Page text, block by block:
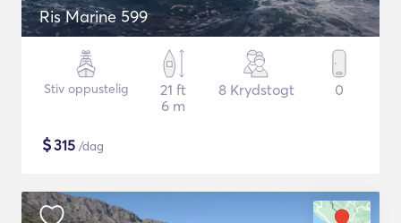
Ris Marine 599
Stiv oppustelig
21 ft
6 m
8 Krydstogt 0
$315 /dag